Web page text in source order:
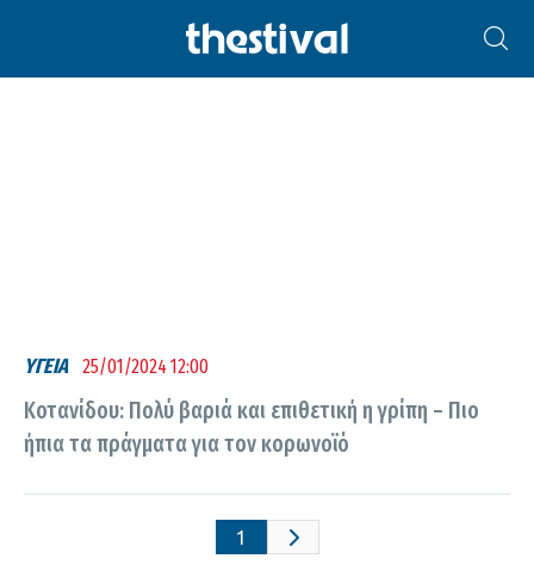
ΑΝΑΣΤΑΣΊΑ ΚΟΤΑΝΊΔΟΥ
ΥΓΕΙΑ 25/01/2024 12:00
Κοτανίδου: Πολύ βαριά και επιθετική η γρίπη – Πιο
ήπια τα πράγματα για τον κορωνοϊό
1